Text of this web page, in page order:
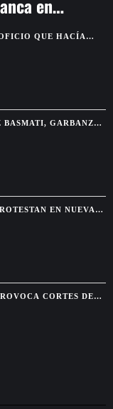
en
QUE HACÍA
GARBANZOS
EN NUEVA
HAITIANOS
CORTES DE